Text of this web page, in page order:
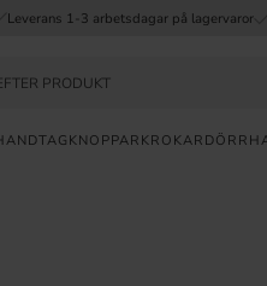
Leverans 1-3 arbetsdagar på lagervaror
KNOPPAR KROKAR